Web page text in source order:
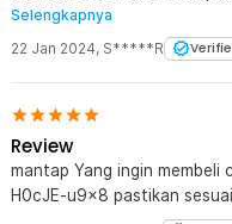
lama dan bisa pakai di
orang² penuh dan bisa
akan menjadi lebih bagus
Selengkapnya
22 Jan 2024, S*****R
Review
mantap Yang ingin membeli cek disini dulu https://youtu.be/-
H0cJE-u9x8 pastikan